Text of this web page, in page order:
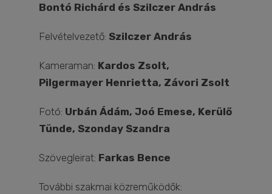
Bontó Richárd és Szilczer András
Felvételvezető:Szilczer András
Kameraman: Kardos Zsolt,
Pilgermayer Henrietta, Závori Zsolt
Fotó: Urbán Ádám, Joó Emese, Kerülő
Tünde, Szonday Szandra
Szövegleirat: Farkas Bence
További szakmai közreműködők: